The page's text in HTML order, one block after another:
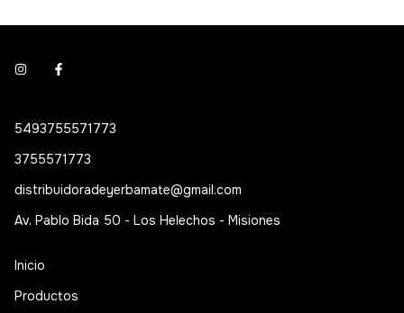
5493755571773
3755571773
distribuidoradeyerbamate@gmail.com
Av. Pablo Bida 50 - Los Helechos - Misiones
Inicio
Productos